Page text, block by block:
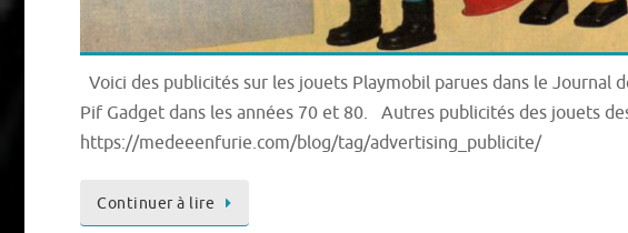
Voici des publicités sur les jouets Playmobil parues dans le Journal
Pif Gadget dans les années 70 et 80. Autres publicités des jouets
https://medeeenfurie.com/blog/tag/advertising_publicite/
Continuer à lire